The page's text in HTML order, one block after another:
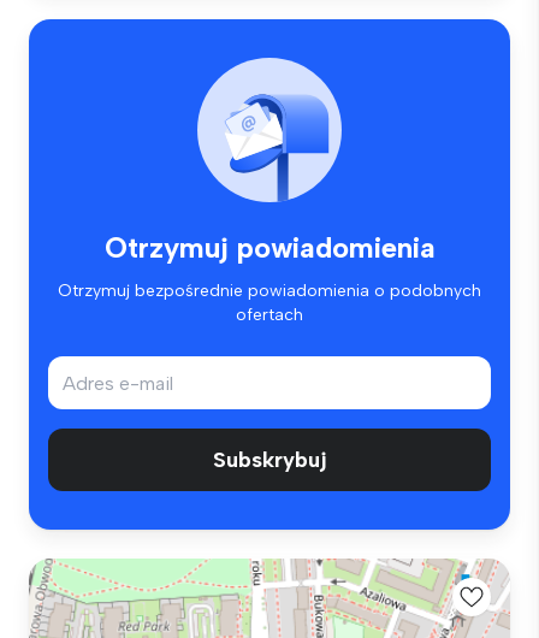
Otrzymuj powiadomienia
Otrzymuj bezpośrednie powiadomienia o podobnych
ofertach
Subskrybuj